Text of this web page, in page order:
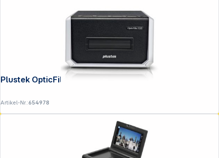
Plustek OpticFilm 135 i
Artikel-Nr.:654978